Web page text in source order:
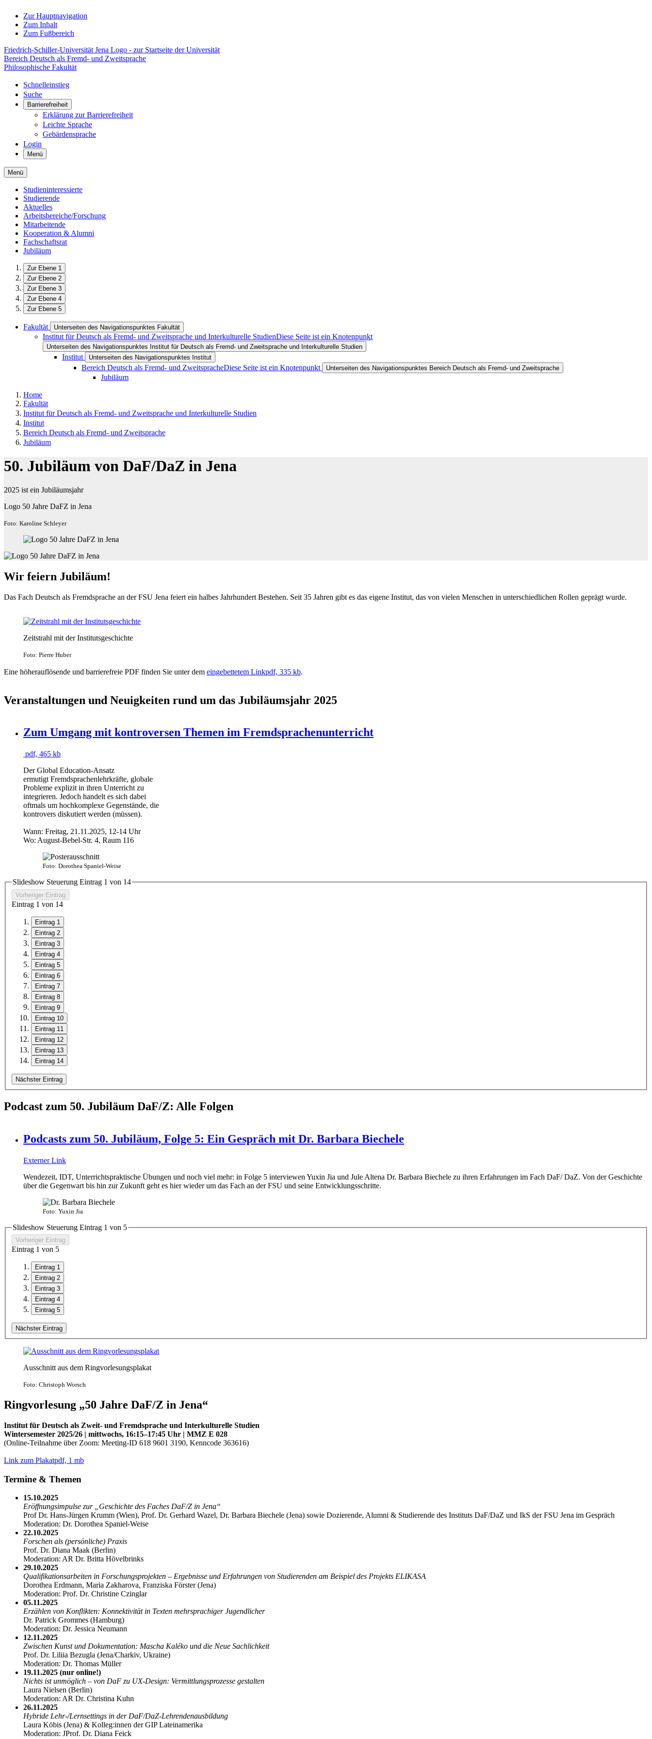
Zur Hauptnavigation
Zum Inhalt
Zum Fußbereich
Friedrich-Schiller-Universität Jena Logo - zur Startseite der Universität
Bereich Deutsch als Fremd- und Zweitsprache
Philosophische Fakultät
Schnelleinstieg
Suche
Barrierefreiheit
Erklärung zur Barrierefreiheit
Leichte Sprache
Gebärdensprache
Login
Menü
Menü
Studieninteressierte
Studierende
Aktuelles
Arbeitsbereiche/Forschung
Mitarbeitende
Kooperation & Alumni
Fachschaftsrat
Jubiläum
Zur Ebene 1
Zur Ebene 2
Zur Ebene 3
Zur Ebene 4
Zur Ebene 5
Fakultät Unterseiten des Navigationspunktes Fakultät
Institut für Deutsch als Fremd- und Zweitsprache und Interkulturelle StudienDiese Seite ist ein Knotenpunkt
Unterseiten des Navigationspunktes Institut für Deutsch als Fremd- und Zweitsprache und Interkulturelle Studien
Institut Unterseiten des Navigationspunktes Institut
Bereich Deutsch als Fremd- und ZweitspracheDiese Seite ist ein Knotenpunkt Unterseiten des Navigationspunktes Bereich Deutsch als Fremd- und Zweitsprache
Jubiläum
Home
Fakultät
Institut für Deutsch als Fremd- und Zweitsprache und Interkulturelle Studien
Institut
Bereich Deutsch als Fremd- und Zweitsprache
Jubiläum
50. Jubiläum von DaF/DaZ in Jena
2025 ist ein Jubiläumsjahr
Logo 50 Jahre DaFZ in Jena
Foto: Karoline Schleyer
Wir feiern Jubiläum!
Das Fach Deutsch als Fremdsprache an der FSU Jena feiert ein halbes Jahrhundert Bestehen. Seit 35 Jahren gibt es das eigene Institut, das von vielen Menschen in unterschiedlichen Rollen geprägt wurde.
Zeitstrahl mit der Institutsgeschichte
Foto: Pierre Huber
Eine höherauflösende und barrierefreie PDF finden Sie unter dem eingebettetem Linkpdf, 335 kb.
Veranstaltungen und Neuigkeiten rund um das Jubiläumsjahr 2025
Zum Umgang mit kontroversen Themen im Fremdsprachenunterricht
pdf, 465 kb
Der Global Education-Ansatz
ermutigt Fremdsprachenlehrkräfte, globale
Probleme explizit in ihren Unterricht zu
integrieren. Jedoch handelt es sich dabei
oftmals um hochkomplexe Gegenstände, die
kontrovers diskutiert werden (müssen).
Wann: Freitag, 21.11.2025, 12-14 Uhr
Wo: August-Bebel-Str. 4, Raum 116
Foto: Dorothea Spaniel-Weise
Slideshow Steuerung Eintrag 1 von 14
Vorheriger Eintrag
Eintrag 1 von 14
Eintrag 1
Eintrag 2
Eintrag 3
Eintrag 4
Eintrag 5
Eintrag 6
Eintrag 7
Eintrag 8
Eintrag 9
Eintrag 10
Eintrag 11
Eintrag 12
Eintrag 13
Eintrag 14
Nächster Eintrag
Podcast zum 50. Jubiläum DaF/Z: Alle Folgen
Podcasts zum 50. Jubiläum, Folge 5: Ein Gespräch mit Dr. Barbara Biechele
Externer Link
Wendezeit, IDT, Unterrichtspraktische Übungen und noch viel mehr: in Folge 5 interviewen Yuxin Jia und Jule Altena Dr. Barbara Biechele zu ihren Erfahrungen im Fach DaF/ DaZ. Von der Geschichte
über die Gegenwart bis hin zur Zukunft geht es hier wieder um das Fach an der FSU und seine Entwicklungsschritte.
Foto: Yuxin Jia
Slideshow Steuerung Eintrag 1 von 5
Vorheriger Eintrag
Eintrag 1 von 5
Eintrag 1
Eintrag 2
Eintrag 3
Eintrag 4
Eintrag 5
Nächster Eintrag
Ausschnitt aus dem Ringvorlesungsplakat
Foto: Christoph Worsch
Ringvorlesung „50 Jahre DaF/Z in Jena“
Institut für Deutsch als Zweit- und Fremdsprache und Interkulturelle Studien
Wintersemester 2025/26 | mittwochs, 16:15–17:45 Uhr | MMZ E 028
(Online-Teilnahme über Zoom: Meeting-ID 618 9601 3190, Kenncode 363616)
Link zum Plakatpdf, 1 mb
Termine & Themen
15.10.2025
Eröffnungsimpulse zur „Geschichte des Faches DaF/Z in Jena“
Prof Dr. Hans-Jürgen Krumm (Wien), Prof. Dr. Gerhard Wazel, Dr. Barbara Biechele (Jena) sowie Dozierende, Alumni & Studierende des Instituts DaF/DaZ und IkS der FSU Jena im Gespräch
Moderation: Dr. Dorothea Spaniel-Weise
22.10.2025
Forschen als (persönliche) Praxis
Prof. Dr. Diana Maak (Berlin)
Moderation: AR Dr. Britta Hövelbrinks
29.10.2025
Qualifikationsarbeiten in Forschungsprojekten – Ergebnisse und Erfahrungen von Studierenden am Beispiel des Projekts ELIKASA
Dorothea Erdmann, Maria Zakharova, Franziska Förster (Jena)
Moderation: Prof. Dr. Christine Czinglar
05.11.2025
Erzählen von Konflikten: Konnektivität in Texten mehrsprachiger Jugendlicher
Dr. Patrick Grommes (Hamburg)
Moderation: Dr. Jessica Neumann
12.11.2025
Zwischen Kunst und Dokumentation: Mascha Kaléko und die Neue Sachlichkeit
Prof. Dr. Liliia Bezugla (Jena/Charkiv, Ukraine)
Moderation: Dr. Thomas Müller
19.11.2025 (nur online!)
Nichts ist unmöglich – von DaF zu UX-Design: Vermittlungsprozesse gestalten
Laura Nielsen (Berlin)
Moderation: AR Dr. Christina Kuhn
26.11.2025
Hybride Lehr-/Lernsettings in der DaF/DaZ-Lehrendenausbildung
Laura Köbis (Jena) & Kolleg:innen der GIP Lateinamerika
Moderation: JProf. Dr. Diana Feick